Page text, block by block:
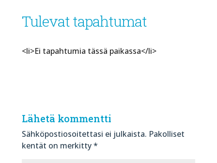
Tulevat tapahtumat
<li>Ei tapahtumia tässä paikassa</li>
Lähetä kommentti
Sähköpostiosoitettasi ei julkaista. Pakolliset
kentät on merkitty*